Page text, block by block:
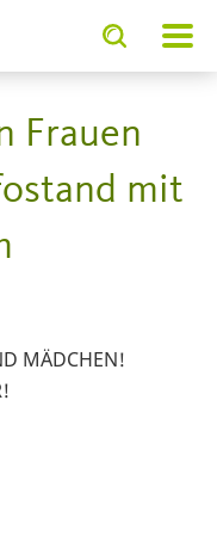
Toggle
search
input
Toggle
search
input
Frauen
mit
MÄDCHEN!